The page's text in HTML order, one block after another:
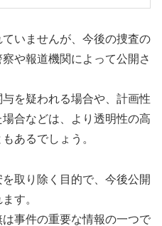
いませんが、今後の捜査の
や報道機関によって公開さ
を疑われる場合や、計画性
合などは、より透明性の高
あるでしょう。
取り除く目的で、今後公開
す。
事件の重要な情報の一つで